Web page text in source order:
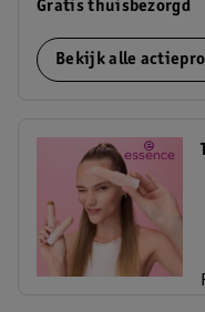
Gratis thuisbezorgd
Bekijk alle